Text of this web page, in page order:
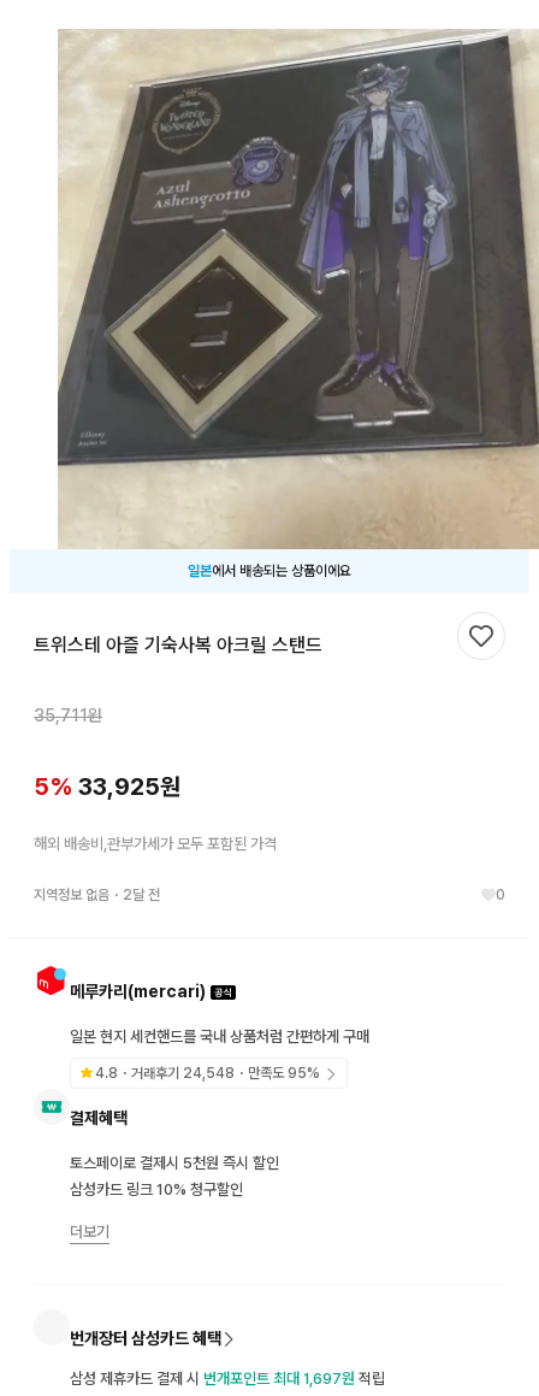
일본에서 배송되는 상품이에요
트위스테 아즐 기숙사복 아크릴 스탠드
35,711원
5% 33,925원
해외 배송비,관부가세가 모두 포함된 가격
지역정보 없음 ・ 2달 전 0
메루카리(mercari)
일본 현지 세컨핸드를 국내 상품처럼 간편하게 구매
4.8 ・거래후기 24,548 ・만족도95%
결제혜택
토스페이로 결제시 5천원 즉시 할인
삼성카드 링크 10% 청구할인
더보기
번개장터 삼성카드 혜택
삼성 제휴카드 결제 시 번개포인트 최대 1,697원 적립
찜하기